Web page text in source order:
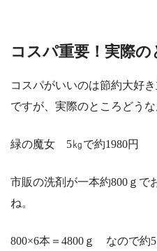
コスパ重要！実際
コスパがいいのは節約大好
ですが、実際のところどう
緑の魔女 5㎏で約1980円
市販の洗剤が一本約800ｇで
ね。
800×6本＝4800ｇ なので約